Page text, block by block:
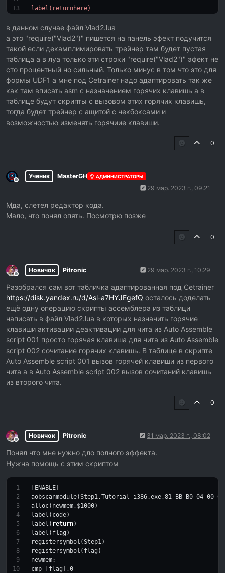
label(returnhere)
newmem:
add [rcx+00000001],cl
jmp returnhere
00020079:
jmp newmem
nop
--// Код скрипта из секции "ENABLE"
else --// Если скрипт был включен, тогда его выключаем
00020079:
--// Код из секции DISABLE
end --// Конец функции
createHotkey(Cheat, VK_F12)
function FormClose(sender) --// Функция закрытия окна
closeCE() -- // Завершаем процесс трейнера, когда было
return caFree
--// Показываем окно формы UDF,
function Shit()
os.remove
os .remove( 'CET_TRAINER.UDF1')
timer_setInterval(TimerShit, 500)
timer_onTimer(TimerShit, Shit)
Put = getCheatEngineDir()
Len = string . len(Put)
Len = Len-10
Put = string.
os.remove(Put..
в данном случае файл Vlad2.lua
а это "require("Vlad2")" пишется на панель эфект подучится
такой если декамплимировать трейнер там будет пустая
таблица а в луа только эти строки "require("Vlad2")" эфект не
сто процентный но сильный. Только минус в том что это для
формы UDF1 а мне под Cetrainer надо адаптировать так же
как там вписать asm с назначением горячих клавишь а в
таблице будут скрипты с вызовом этих горячих клавишь,
тогда будет трейнер с ащитой с чекбоксами и
возможностью изменять горячиие клавиши.
0
Не в сети
Ученик MasterGH АДМИНИСТРАТОРЫ
29 мар. 2023 г., 09:21
Мда, слетел редактор кода.
Мало, что понял опять. Посмотрю позже
0
Не в сети
Новичок Pitronic 29 мар. 2023 г., 10:29
Разобрался сам вот табличка адаптированная под Cetrainer
https://disk.yandex.ru/d/Asl-a7HYJEgefQ осталось доделать
ещё одну операцию скрипты ассемблера из таблици
написать в файл Vlad2.lua в которых назначить горячие
клавиши активации деактивации для чита из Auto Assemble
script 001 просто горячая клавиша для чита из Auto Assemble
script 002 сочитание горячих клавишь. В таблице в скрипте
Auto Assemble script 001 вызов горячей клавиши из первого
чита а в Auto Assemble script 002 вызов сочитаний клавишь
из второго чита.
0
Не в сети
Новичок Pitronic 31 мар. 2023 г., 08:02
Понял что мне нужно дло полного эффекта.
Нужна помощь с этим скриптом
[ENABLE]
aobscanmodule(Step1,Tutorial-i386.exe,81 BB B0 04 00 00
alloc(newmem,$1000)
label(code)
label( return)
label(flag)
registersymbol(Step1)
registersymbol(flag)
newmem:
cmp [flag],0